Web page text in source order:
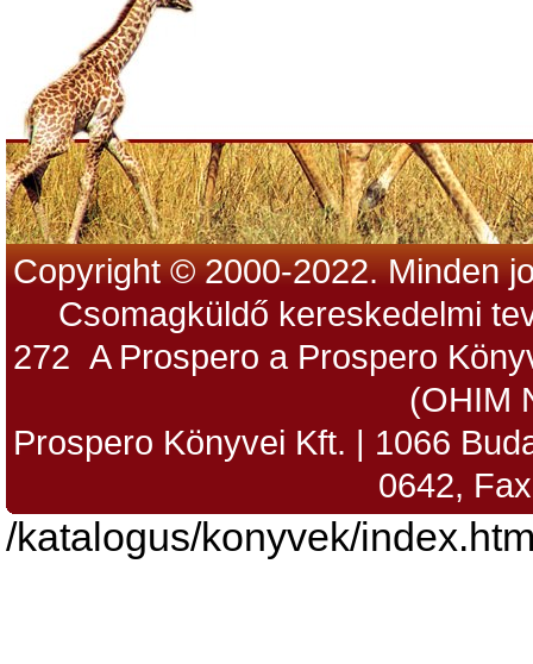
Copyright © 2000-2022. Minden
Csomagküldő kereskedelmi
272 A Prospero a Prospero
(OHIM
Prospero Könyvei Kft. | 1066
0642,
/katalogus/konyvek/